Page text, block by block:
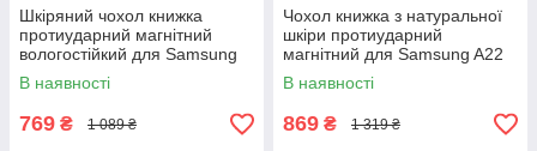
Шкіряний чохол книжка
протиударний магнітний
вологостійкий для Samsung
A22 A225F "GOLDAX"
В наявності
769 ₴ 1 089 ₴
Чохол книжка з натуральної
шкіри протиударний
магнітний для Samsung A22
A225F "CLASIC"
В наявності
869 ₴ 1 319 ₴